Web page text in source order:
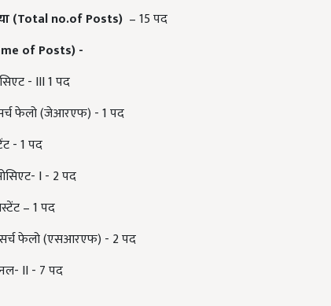
(Total no.of Posts) – 15 पद
of Posts) -
- III 1 पद
फेलो (जेआरएफ) - 1 पद
- 1 पद
I - 2 पद
– 1 पद
फेलो (एसआरएफ) - 2 पद
II - 7 पद